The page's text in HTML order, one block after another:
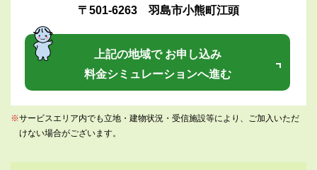
〒501-6263 羽島市小熊町江頭
上記の地域で お申し込み
料金シミュレーションへ進む
※サービスエリア内でも立地・建物状況・受信施設等により、ご加入いただ
けない場合がございます。